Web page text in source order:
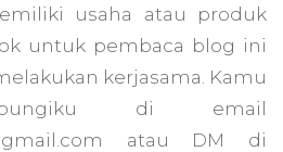
usaha atau produk
untuk pembaca blog ini
kerjasama. Kamu
di email
atau DM di